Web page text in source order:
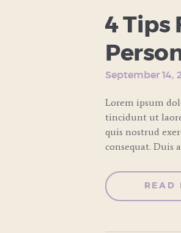
4 Tips
September 14,
Lorem ipsum
tincidunt ut
quis nostrud
consequat. Duis
READ